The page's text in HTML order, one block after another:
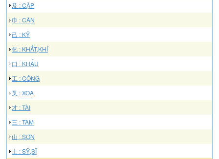
及 : CẬP
巾 : CÂN
己 : KỶ
乞 : KHẤT,KHÍ
口 : KHẨU
工 : CÔNG
叉 : XOA
才 : TÀI
三 : TAM
山 : SƠN
士 : SỸ,SĨ